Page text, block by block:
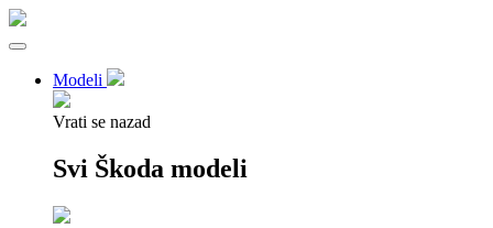
Modeli
Vrati se nazad
Svi Škoda modeli